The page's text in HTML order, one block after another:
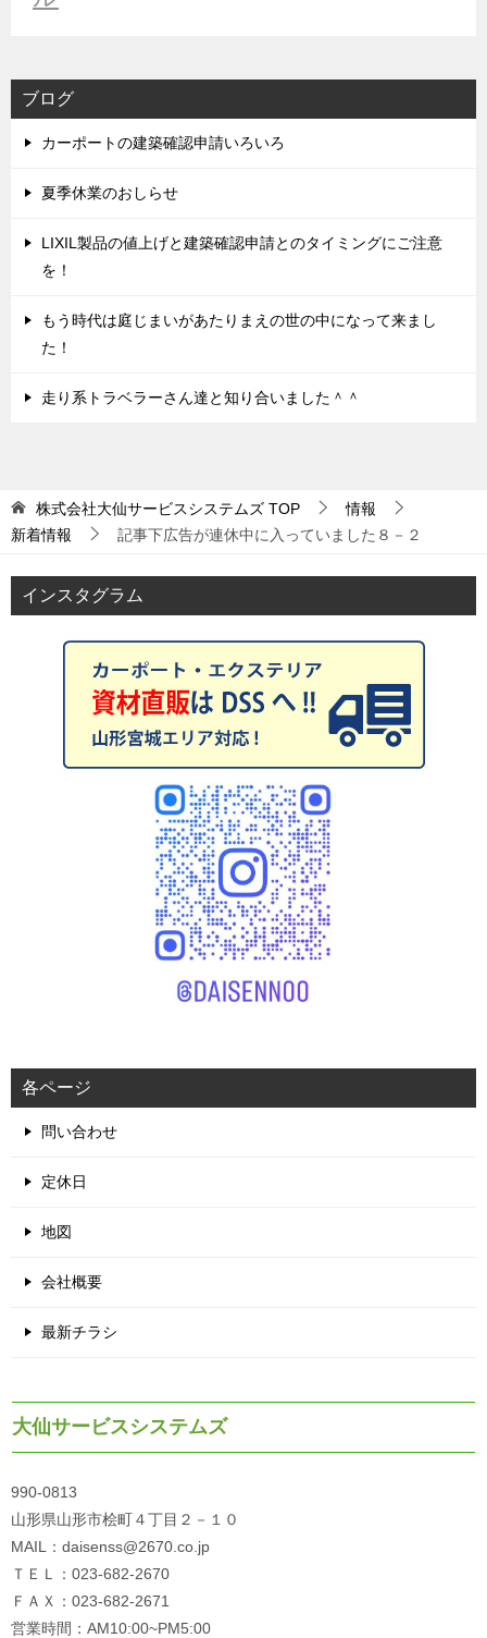
ブログ
カーポートの建築確認申請いろいろ
夏季休業のおしらせ
LIXIL製品の値上げと建築確認申請とのタイミングにご注意
を！
もう時代は庭じまいがあたりまえの世の中になって来まし
た！
走り系トラベラーさん達と知り合いました＾＾
株式会社大仙サービスシステムズ TOP
情報
新着情報
記事下広告が連休中に入っていました８－２
インスタグラム
各ページ
問い合わせ
定休日
地図
会社概要
最新チラシ
大仙サービスシステムズ
990-0813
山形県山形市桧町４丁目２－１０
MAIL：daisenss@2670.co.jp
ＴＥＬ：023-682-2670
ＦＡＸ：023-682-2671
営業時間：AM10:00~PM5:00